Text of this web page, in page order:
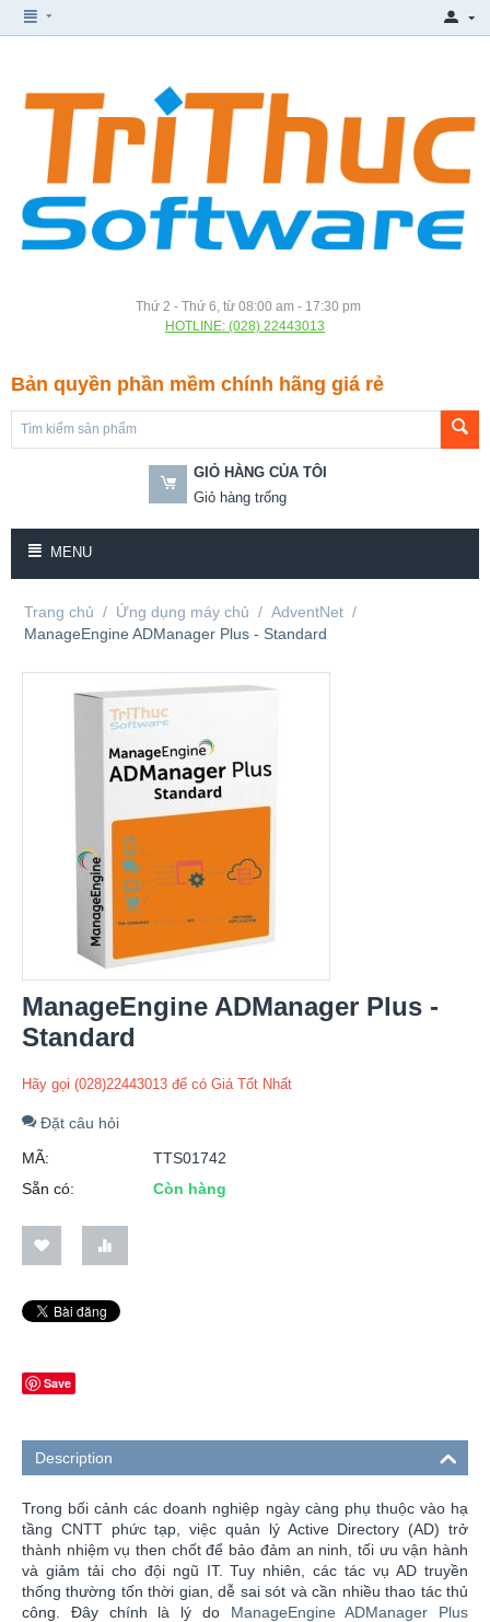
Thứ 2 - Thứ 6, từ 08:00 am - 17:30 pm
HOTLINE: (028) 22443013
Bản quyền phần mềm chính hãng giá rẻ
GIỎ HÀNG CỦA TÔI
Giỏ hàng trống
MENU
Trang chủ / Ứng dụng máy chủ / AdventNet /
ManageEngine ADManager Plus - Standard
ManageEngine ADManager Plus -
Standard
Hãy gọi (028)22443013 để có Giá Tốt Nhất
Đặt câu hỏi
MÃ:
TTS01742
Sẵn có:
Còn hàng
Save
Description
Trong bối cảnh các doanh nghiệp ngày càng phụ thuộc vào hạ
tầng CNTT phức tạp, việc quản lý Active Directory (AD) trở
thành nhiệm vụ then chốt để bảo đảm an ninh, tối ưu vận hành
và giảm tải cho đội ngũ IT. Tuy nhiên, các tác vụ AD truyền
thống thường tốn thời gian, dễ sai sót và cần nhiều thao tác thủ
công. Đây chính là lý do ManageEngine ADManager Plus